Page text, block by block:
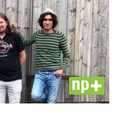
PLUS